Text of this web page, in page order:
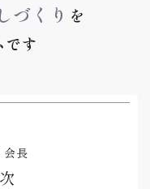
づくり を
す
長